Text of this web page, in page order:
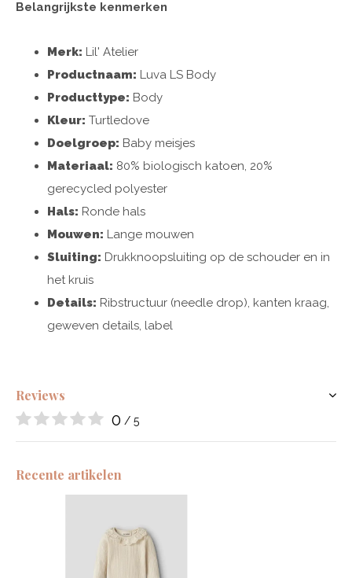
Belangrijkste kenmerken
Merk: Lil' Atelier
Productnaam: Luva LS Body
Producttype: Body
Kleur: Turtledove
Doelgroep: Baby meisjes
Materiaal: 80% biologisch katoen, 20%
gerecycled polyester
Hals: Ronde hals
Mouwen: Lange mouwen
Sluiting: Drukknoopsluiting op de schouder en in
het kruis
Details: Ribstructuur (needle drop), kanten kraag,
geweven details, label
Reviews
0 / 5
Recente artikelen